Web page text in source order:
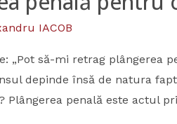
IACOB
„Pot să-mi retrag plângerea
depinde însă de natura
Plângerea penală este actul